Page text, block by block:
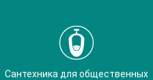
Сантехника для общественных